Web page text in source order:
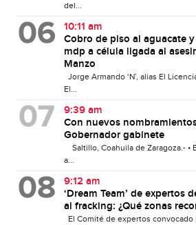
del...
10:11 am
Cobro de piso al aguacate
mdp a célula ligada al
Manzo
Jorge Armando ‘N’, alias El
El...
9:39 am
Con nuevos
Gobernador gabinete
Saltillo, Coahuila de Zaragoza.- •
a...
9:12 am
‘Dream Team’ de expertos
al fracking: ¿Qué zonas
El Comité de expertos convocado